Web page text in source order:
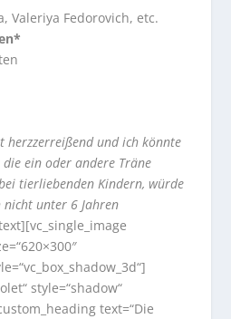
Valeriya Fedorovich, etc.
herzzerreißend und ich könnte
ein oder andere Träne
tierliebenden Kindern, würde
nicht unter 6 Jahren
style=“shadow“
text=“Die